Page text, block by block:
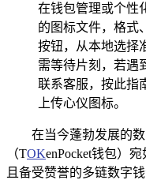
在钱包管理或个性
的图标文件，格式
按钮，从本地选择
需等待片刻，若遇
联系客服，按此指
上传心仪图标。
在当今蓬勃发展的
（TOKenPocket钱包）
且备受赞誉的多链数字